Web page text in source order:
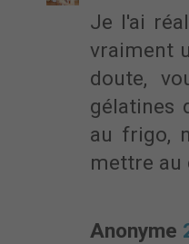
Je l'ai
vraiment
doute,
gélatines
au frigo,
mettre au
Anonyme